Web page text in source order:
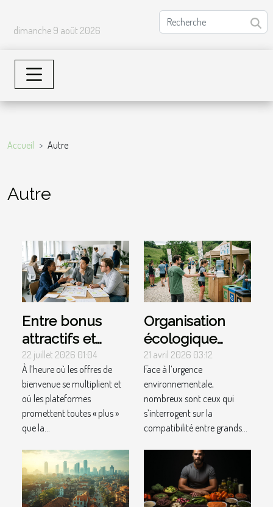
dimanche 9 août 2026
Accueil Autre
Autre
Entre bonus
attractifs et
démarches
d’inscription, où
se situe
vraiment la
valeur ajoutée ?
22 juillet 2026 01:04
À l’heure où les offres de
bienvenue se multiplient et
où les plateformes
promettent toutes « plus »
que la...
Organisation
écologique
d'événements
sportifs : est-ce
possible ?
21 avril 2026 03:12
Face à l’urgence
environnementale,
nombreux sont ceux qui
s’interrogent sur la
compatibilité entre grands...